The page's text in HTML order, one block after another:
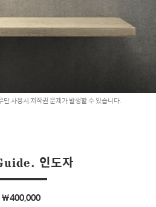
단 사용시 저작권 문제가 발생할 수 있습니다.
인도자
￦400,000